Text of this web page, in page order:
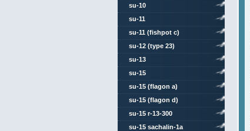
su-10
su-11
su-11 (fishpot c)
su-12 (type 23)
su-13
su-15
su-15 (flagon a)
su-15 (flagon d)
su-15 r-13-300
su-15 sachalin-1a